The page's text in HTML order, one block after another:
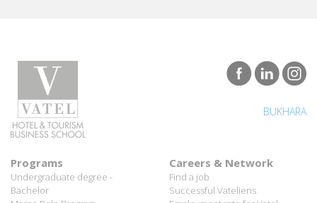
BUKHARA
Programs
Undergraduate degree -
Bachelor
Careers & Network
Find a job
Successful Vateliens